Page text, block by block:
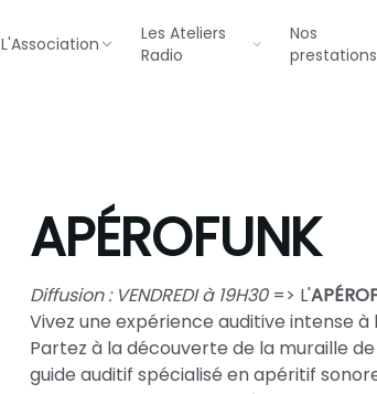
L'Association
Les Ateliers
Radio
Nos
prestations
APÉROFUNK
Diffusion : VENDREDI à 19H30=> L'
Vivez une expérience auditive intense
Partez à la découverte de la muraille
guide auditif spécialisé en apéritif